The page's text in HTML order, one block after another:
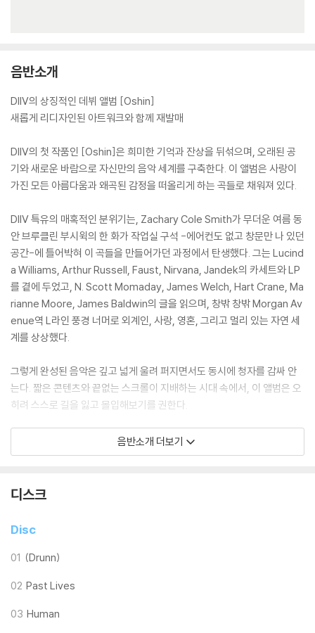
음반소개
DIIV의 상징적인 데뷔 앨범 [Oshin]
새롭게 리디자인된 아트워크와 함께 재발매
DIIV의 첫 작품인 [Oshin]은 희미한 기억과 잔상을 뒤섞으며, 오래된 공
기와 새로운 바람으로 자신만의 음악 세계를 구축한다. 이 앨범은 사랑이
가진 모든 아름다움과 왜곡된 감정을 떠올리게 하는 곡들로 채워져 있다.
DIIV 특유의 매혹적인 분위기는, Zachary Cole Smith가 무더운 여름 동
안 브루클린 부시윅의 한 화가 작업실 구석 -에어컨도 없고 창문만 나 있던
공간-에 틀어박혀 이 곡들을 만들어가던 과정에서 탄생했다. 그는 Lucind
a Williams, Arthur Russell, Faust, Nirvana, Jandek의 카세트와 LP
를 곁에 두었고, N. Scott Momaday, James Welch, Hart Crane, Ma
rianne Moore, James Baldwin의 글을 읽으며, 창밖 창밖 Morgan Av
enue역 L라인 풍경 너머로 외계인, 사랑, 영혼, 그리고 멀리 있는 자연 세
계를 상상했다.
그렇게 완성된 음악은 깊고 넓게 울려 퍼지면서도 동시에 청자를 감싸 안
는다. 짧은 콘텐츠와 끝없는 스크롤이 지배하는 시대 속에서, 이 앨범은 오
히려 스스로 길을 잃고 몰입해보기를 권한다.
LP 구매시 참고 사항 안내드립니다.
1) 제작/배송 과정에 따라 경미한 재킷 주름, 모서리 눌림, 갈라짐이 발생
할 수 있으며 속지(이너 슬리브)는 디스크와의 접촉으로 인해 갈라질 수
있습니다.
2) 디스크 라벨은 공정상 매끄럽게 부착되지 않을 수도 있으며 겉포장 비
3) 일본 제작 LP는 대부분 겉비닐이 밀봉되어 있지 않습니다.
4) 디지털 다운로드 코드는 본사에서 공지 없이 증정 종료될 수 있습니다.
음반소개 더보기
디스크
Disc
01 (Drunn)
02 Past Lives
03 Human